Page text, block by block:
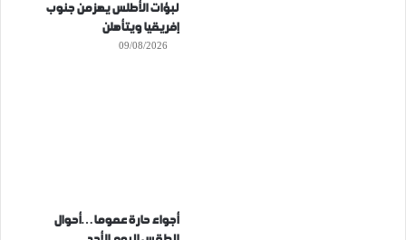
لبؤات الأطلس يهزمن جنوب
إفريقيا ويتأهلن
09/08/2026
أجواء حارة عموما…أحوال